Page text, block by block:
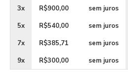
3x
R$900,00 sem juros
5x
R$540,00 sem juros
7x
R$385,71 sem juros
9x
R$300,00 sem juros